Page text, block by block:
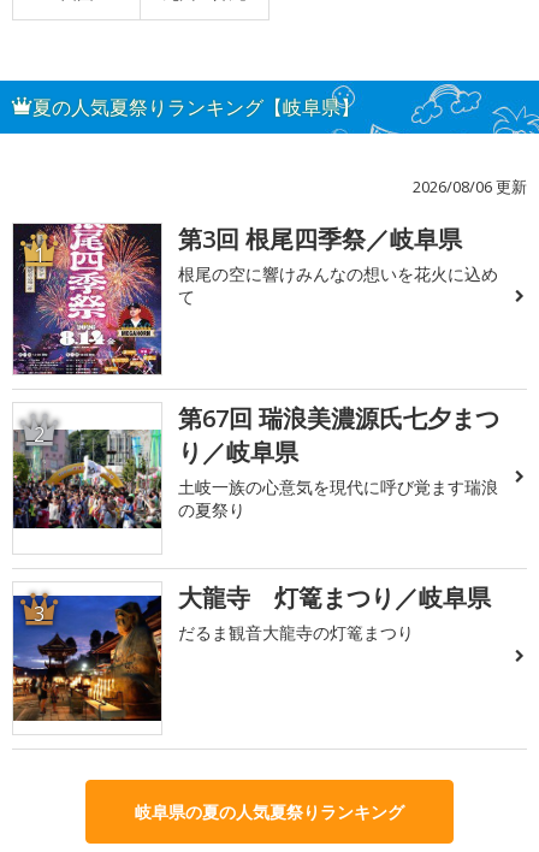
夏の人気夏祭りランキング【岐阜県】
2026/08/06 更新
1 第3回 根尾四季祭／岐阜県
根尾の空に響けみんなの想いを花火に込め
て
2
第67回 瑞浪美濃源氏七夕まつ
り／岐阜県
土岐一族の心意気を現代に呼び覚ます瑞浪
の夏祭り
3 大龍寺 灯篭まつり／岐阜県
だるま観音大龍寺の灯篭まつり
岐阜県の夏の人気夏祭りランキング